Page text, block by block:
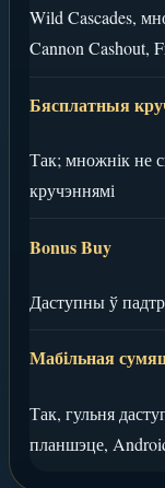
Wild Cascades,
Cannon Cashout,
Бясплатныя
Так; множнік не
кручэннямі
Bonus Buy
Даступны ў
Мабільная
Так, гульня
планшэце,